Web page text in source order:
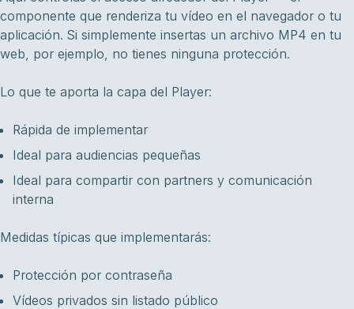
componente que renderiza tu vídeo en el navegador o tu
aplicación. Si simplemente insertas un archivo MP4 en tu
web, por ejemplo, no tienes ninguna protección.
Lo que te aporta la capa del Player:
Rápida de implementar
Ideal para audiencias pequeñas
Ideal para compartir con partners y comunicación
interna
Medidas típicas que implementarás:
Protección por contraseña
Vídeos privados sin listado público